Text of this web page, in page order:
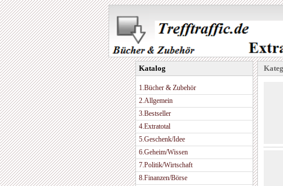
Katalog
1.Bücher & Zubehör
2.Allgemein
3.Bestseller
4.Extratotal
5.Geschenk/Idee
6.Geheim/Wissen
7.Politik/Wirtschaft
8.Finanzen/Börse